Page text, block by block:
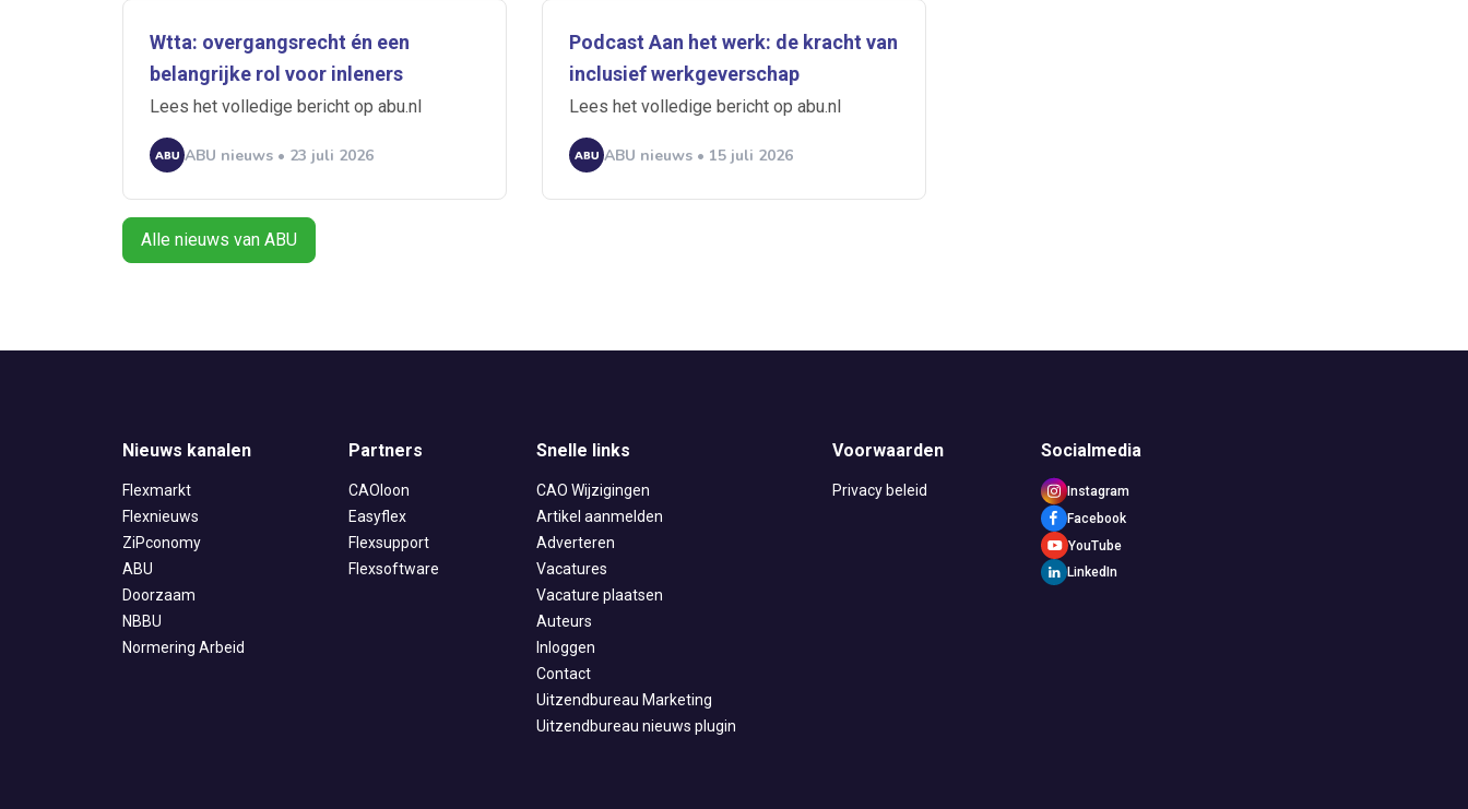
Wtta: overgangsrecht én een
belangrijke rol voor inleners
Lees het volledige bericht op abu.nl
ABU nieuws • 23 juli 2026
Podcast Aan het werk: de kracht van
inclusief werkgeverschap
Lees het volledige bericht op abu.nl
ABU nieuws • 15 juli 2026
Alle nieuws van ABU
Nieuws kanalen
Flexmarkt
Flexnieuws
ZiPconomy
ABU
Doorzaam
NBBU
Normering Arbeid
Partners
CAOloon
Easyflex
Flexsupport
Flexsoftware
Snelle links
CAO Wijzigingen
Artikel aanmelden
Adverteren
Vacatures
Vacature plaatsen
Auteurs
Inloggen
Contact
Uitzendbureau Marketing
Uitzendbureau nieuws plugin
Voorwaarden
Privacy beleid
Socialmedia
Instagram
Facebook
YouTube
LinkedIn
ABU Flexnieuws
Normering Arbeid
ZiPconomy